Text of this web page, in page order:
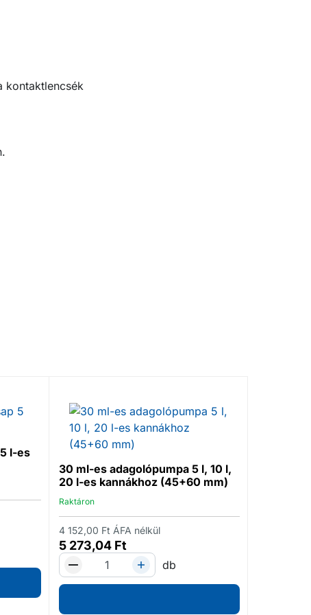
kontaktlencsék
l-es
30 ml-es adagolópumpa 5 l, 10 l,
20 l-es kannákhoz (45+60 mm)
Raktáron
5 273,04 Ft
4 152,00 Ft ÁFA nélkül
db